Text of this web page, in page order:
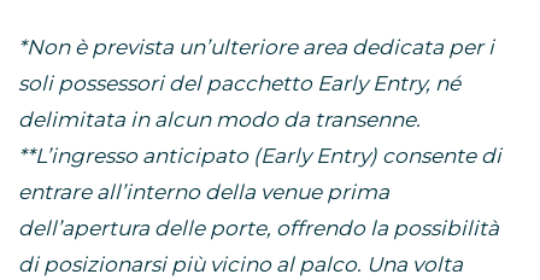
*Non è prevista un’ulteriore area dedicata per i
soli possessori del pacchetto Early Entry, né
delimitata in alcun modo da transenne.
**L’ingresso anticipato (Early Entry) consente di
entrare all’interno della venue prima
dell’apertura delle porte, offrendo la possibilità
di posizionarsi più vicino al palco. Una volta